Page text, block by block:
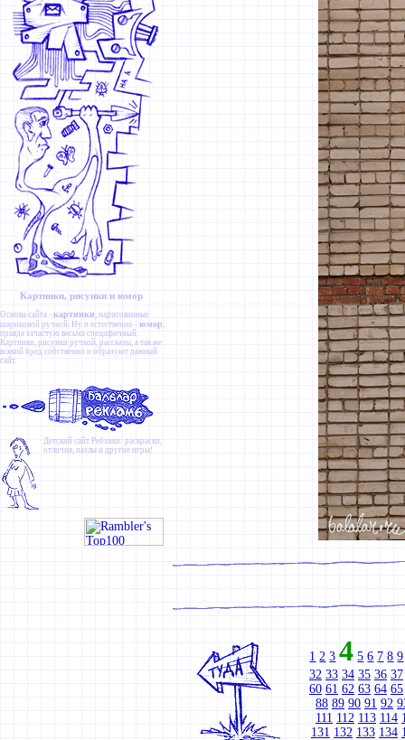
Картинки, рисунки и юмор
Основа сайта - картинки , нарисованные
шариковой ручкой. Ну и естественно - юмор ,
правда зачастую весьма специфичный.
Картинки, рисунки ручкой, рассказы, а так же
всякий бред собственно и образуют данный
сайт.
Детский сайт Ребзики: раскраски,
отличия, пазлы и другие игры!
1 2 3 4 5 6 7 8 9
32 33 34 35 36 37
60 61 62 63 64 65
88 89 90 91 92
111 112 113 114
131 132 133 134